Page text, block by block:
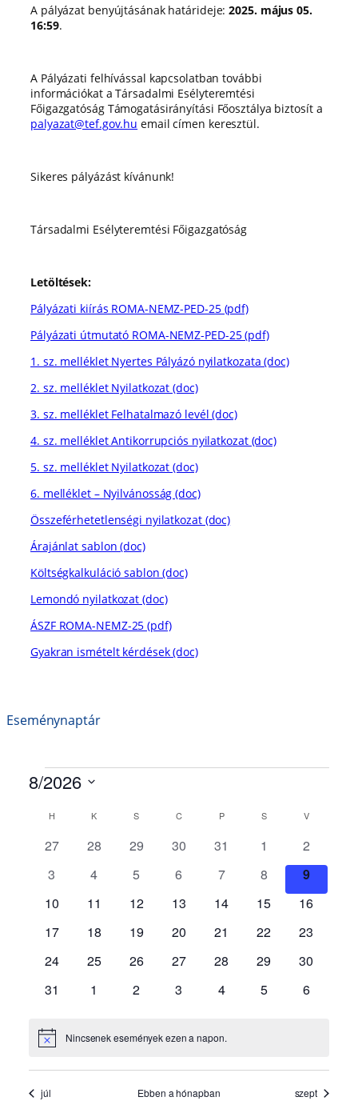
A pályázat benyújtásának határideje:2025. május 05.
16:59.
A Pályázati felhívással kapcsolatban további
információkat a Társadalmi Esélyteremtési
Főigazgatóság Támogatásirányítási Főosztálya biztosít a
palyazat@tef.gov.hu email címen keresztül.
Sikeres pályázást kívánunk!
Társadalmi Esélyteremtési Főigazgatóság
Letöltések:
Pályázati kiírás ROMA-NEMZ-PED-25 (pdf)
Pályázati útmutató ROMA-NEMZ-PED-25 (pdf)
1. sz. melléklet Nyertes Pályázó nyilatkozata (doc)
2. sz. melléklet Nyilatkozat (doc)
3. sz. melléklet Felhatalmazó levél (doc)
4. sz. melléklet Antikorrupciós nyilatkozat (doc)
5. sz. melléklet Nyilatkozat (doc)
6. melléklet – Nyilvánosság (doc)
Összeférhetetlenségi nyilatkozat (doc)
Árajánlat sablon (doc)
Költségkalkuláció sablon (doc)
Lemondó nyilatkozat (doc)
ÁSZF ROMA-NEMZ-25 (pdf)
Gyakran ismételt kérdések (doc)
Eseménynaptár